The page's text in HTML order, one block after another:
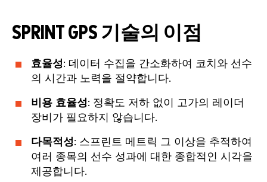
SPRINT GPS 기술의 이점
효율성: 데이터 수집을 간소화하여 코치와 선수
의 시간과 노력을 절약합니다.
비용 효율성: 정확도 저하 없이 고가의 레이더
장비가 필요하지 않습니다.
다목적성: 스프린트 메트릭 그 이상을 추적하여
여러 종목의 선수 성과에 대한 종합적인 시각을
제공합니다.